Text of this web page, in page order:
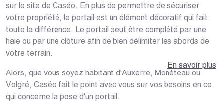
sur le site de Caséo. En plus de permettre de sécuriser
votre propriété, le portail est un élément décoratif qui fait
toute la différence. Le portail peut être complété par une
haie ou par une clôture afin de bien délimiter les abords de
votre terrain.
Alors, que vous soyez habitant d'Auxerre, Monéteau ou
Volgré, Caséo fait le point avec vous sur vos besoins en ce
qui concerne la pose d'un portail.
En savoir plus